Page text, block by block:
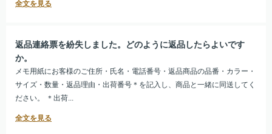
返品連絡票を紛失しました。どのように返品したらよいです
か。
メモ用紙にお客様のご住所・氏名・電話番号・返品商品の品番・カラー・
サイズ・数量・返品理由・出荷番号＊を記入し、商品と一緒に同送してく
ださい。 ＊出荷...